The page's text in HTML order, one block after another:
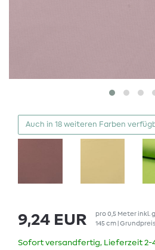
Auch in 18 weiteren Farben
9,24 EUR pro0,5 Meterinkl.
145 cm | Grundpreis
Sofort versandfertig, Lieferzeit 2-